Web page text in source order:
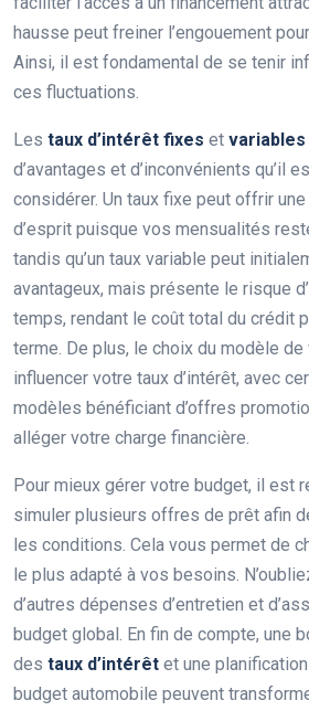
hausse peut freiner l’engouement
Ainsi, il est fondamental de se tenir
ces fluctuations.
Les taux d’intérêt fixes et variables
d’avantages et d’inconvénients qu’il
considérer. Un taux fixe peut offrir
d’esprit puisque vos mensualités
tandis qu’un taux variable peut
avantageux, mais présente le risque
temps, rendant le coût total du crédit
terme. De plus, le choix du modèle
influencer votre taux d’intérêt, avec
modèles bénéficiant d’offres
alléger votre charge financière.
Pour mieux gérer votre budget, il est
simuler plusieurs offres de prêt afin
les conditions. Cela vous permet de
le plus adapté à vos besoins.
d’autres dépenses d’entretien et
budget global. En fin de compte, une
des taux d’intérêt et une
budget automobile peuvent